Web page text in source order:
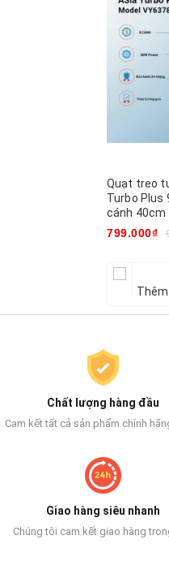
Quạt treo
Turbo Plus
cánh 40cm
799.000₫
Chất lượng hàng đầu
Cam kết tất cả sản phẩm chính
Giao hàng siêu nhanh
Chúng tôi cam kết giao hàng